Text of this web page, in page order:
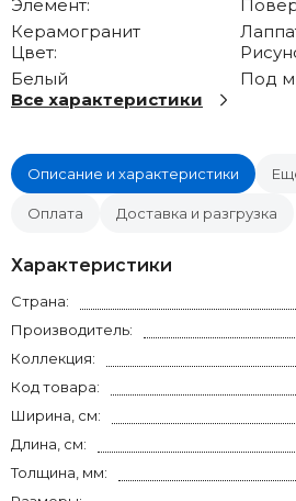
Элемент:
Керамогранит
Цвет:
Белый
Под
Все характеристики
Описание и характеристики
Оплата Доставка и разгрузка
Характеристики
Страна:
Производитель:
Коллекция:
Код товара:
Ширина, см:
Длина, см:
Толщина, мм: